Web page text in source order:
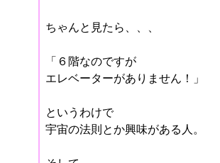
ちゃんと見たら、、、
「６階なのですが
エレベーターがありません！」
というわけで
宇宙の法則とか興味がある人。